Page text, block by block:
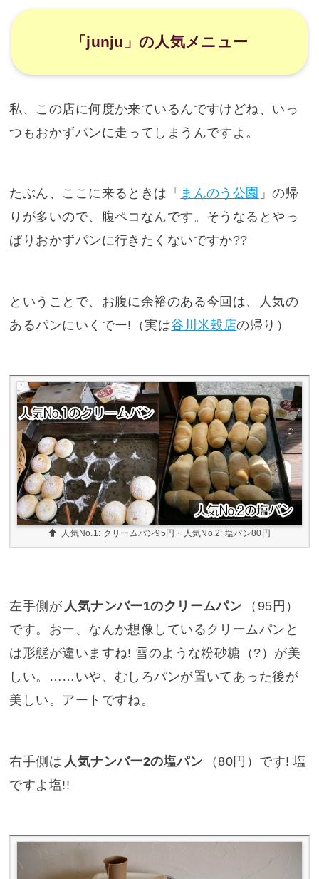
「junju」の人気メニュー
私、この店に何度か来ているんですけどね、いっ
つもおかずパンに走ってしまうんですよ。
たぶん、ここに来るときは「 まんのう公園 」の帰
りが多いので、腹ペコなんです。そうなるとやっ
ぱりおかずパンに行きたくないですか??
ということで、お腹に余裕のある今回は、人気の
あるパンにいくでー!（実は谷川米穀店の帰り）
人気No.1: クリームパン95円・人気No.2: 塩パン80円
左手側が 人気ナンバー1のクリームパン
（95円）
です。おー、なんか想像しているクリームパンと
は形態が違いますね! 雪のような粉砂糖（?）が美
しい。……いや、むしろパンが置いてあった後が
美しい。アートですね。
右手側は 人気ナンバー2の塩パン
（80円）です! 塩
ですよ塩!!